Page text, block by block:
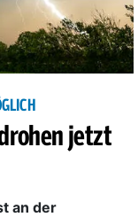
jetzt
an der